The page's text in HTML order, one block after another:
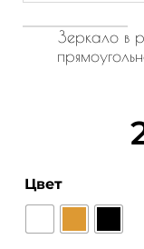
Зеркало в
Цвет